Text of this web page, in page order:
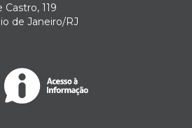
119
de Janeiro/RJ